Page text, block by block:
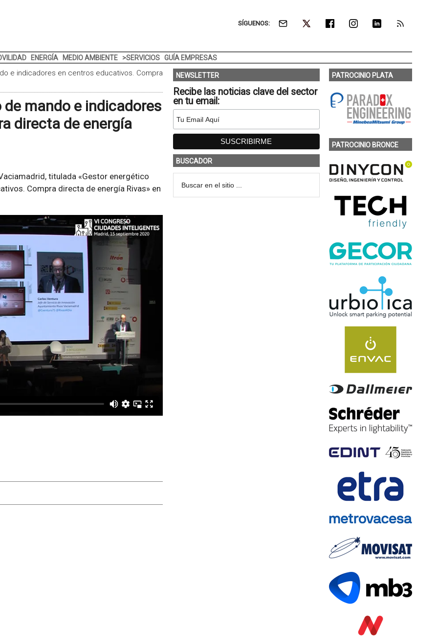
SÍGUENOS:
ENERGÍA MEDIO AMBIENTE >SERVICIOS GUÍA EMPRESAS
e indicadores en centros educativos. Compra
mando e indicadores
directa de energía
titulada «Gestor energético
Compra directa de energía Rivas» en
NEWSLETTER
Recibe las noticias clave del sector
en tu email:
BUSCADOR
PATROCINIO PLATA
PATROCINIO BRONCE